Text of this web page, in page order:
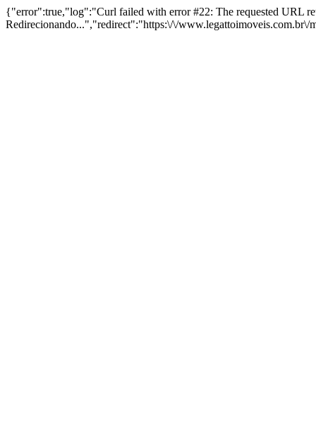
{"error":true,"log":"Curl failed with error #22: The requested URL
Redirecionando...","redirect":"https:\/\/www.legattoimoveis.com.br\/